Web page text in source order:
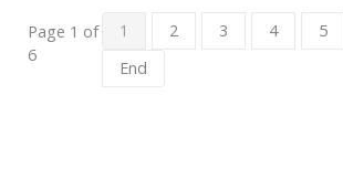
Page 1 of
6
1 2 3 4 5
End